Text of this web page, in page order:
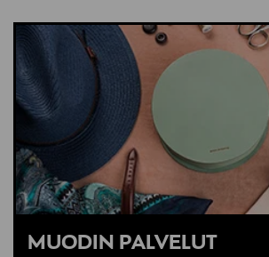
MUODIN PALVELUT